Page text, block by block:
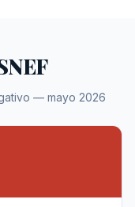
— mayo 2026